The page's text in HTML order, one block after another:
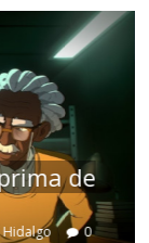
de
Hidalgo 0